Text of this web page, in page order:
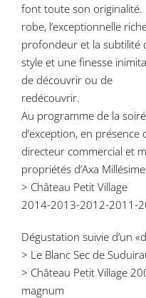
font toute son originalité.
robe, l’exceptionnelle
profondeur et la subtilité
style et une finesse
de découvrir ou de
redécouvrir.
Au programme de la
d’exception, en présence
directeur commercial et
propriétés d’Axa
> Château Petit Village
2014-2013-2012-2011-
Dégustation suivie d’un
> Le Blanc Sec de
> Château Petit Village
magnum